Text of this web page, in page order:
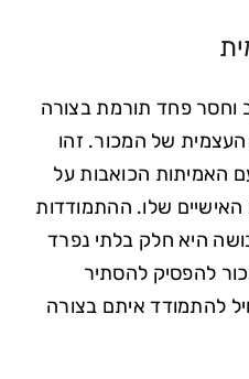
וחסר פחד תורמת בצורה
של המכור. זהו
האמיתות הכואבות על
האישיים שלו. ההתמודדות
היא חלק בלתי נפרד
להפסיק להסתיר
להתמודד איתם בצורה